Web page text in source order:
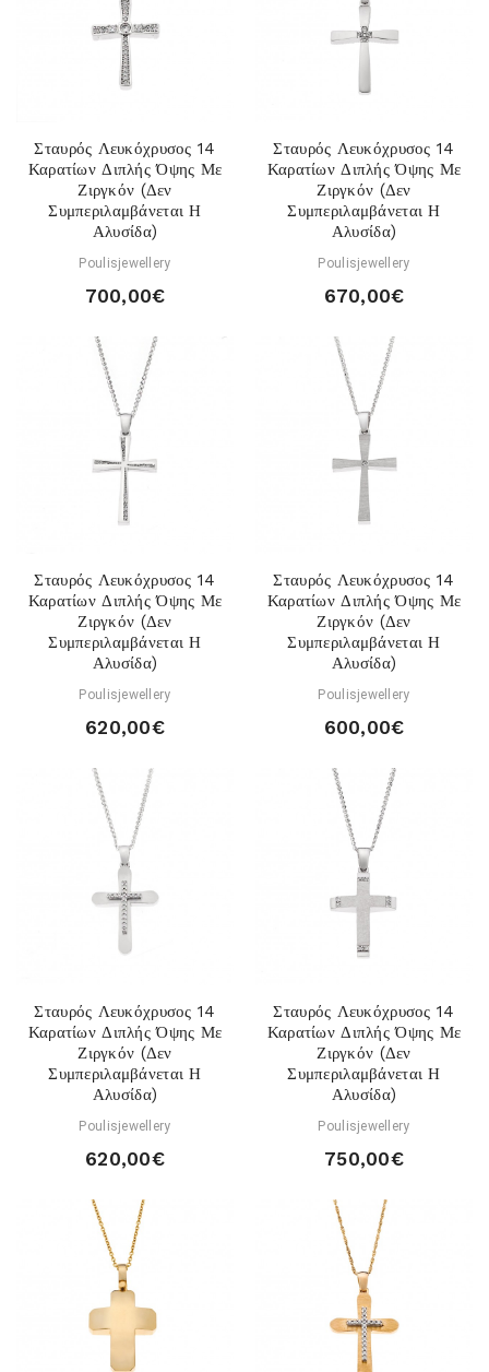
Σταυρός Λευκόχρυσος 14
Καρατίων Διπλής Όψης Με
Ζιργκόν (Δεν
Συμπεριλαμβάνεται Η
Αλυσίδα)
Poulisjewellery
700,00€
Σταυρός Λευκόχρυσος 14
Καρατίων Διπλής Όψης Με
Ζιργκόν (Δεν
Συμπεριλαμβάνεται Η
Αλυσίδα)
Poulisjewellery
670,00€
Σταυρός Λευκόχρυσος 14
Καρατίων Διπλής Όψης Με
Ζιργκόν (Δεν
Συμπεριλαμβάνεται Η
Αλυσίδα)
Poulisjewellery
620,00€
Σταυρός Λευκόχρυσος 14
Καρατίων Διπλής Όψης Με
Ζιργκόν (Δεν
Συμπεριλαμβάνεται Η
Αλυσίδα)
Poulisjewellery
600,00€
Σταυρός Λευκόχρυσος 14
Καρατίων Διπλής Όψης Με
Ζιργκόν (Δεν
Συμπεριλαμβάνεται Η
Αλυσίδα)
Poulisjewellery
620,00€
Σταυρός Λευκόχρυσος 14
Καρατίων Διπλής Όψης Με
Ζιργκόν (Δεν
Συμπεριλαμβάνεται Η
Αλυσίδα)
Poulisjewellery
750,00€